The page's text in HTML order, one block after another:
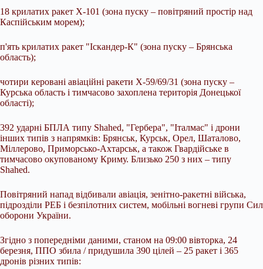
18 крилатих ракет Х-101 (зона пуску – повітряний простір над
Каспійським морем);
п'ять крилатих ракет "Іскандер-К" (зона пуску – Брянська
область);
чотири керовані авіаційні ракети Х-59/69/31 (зона пуску –
Курська область і тимчасово захоплена територія Донецької
області);
392 ударні БПЛА типу Shahed, "Гербера", "Італмас" і дрони
інших типів з напрямків: Брянськ, Курськ, Орел, Шаталово,
Міллерово, Приморсько-Ахтарськ, а також Гвардійське в
тимчасово окупованому Криму. Близько 250 з них – типу
Shahed.
Повітряний напад відбивали авіація, зенітно-ракетні війська,
підрозділи РЕБ і безпілотних систем, мобільні вогневі групи Сил
оборони України.
Згідно з попередніми даними, станом на 09:00 вівторка, 24
березня, ППО збила / придушила 390 цілей – 25 ракет і 365
дронів різних типів: